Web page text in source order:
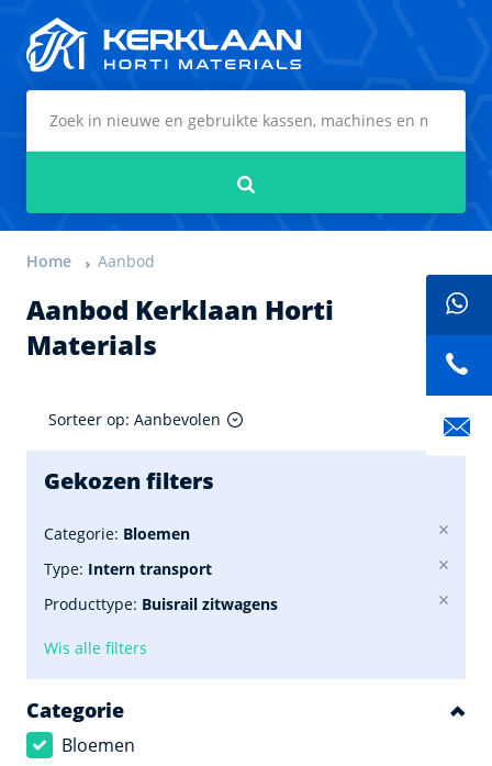
Home Aanbod
Aanbod Kerklaan Horti
Materials
Sorteer op: Aanbevolen
Gekozen filters
Categorie: Bloemen
Type: Intern transport
Producttype: Buisrail zitwagens
Wis alle filters
Categorie
Bloemen